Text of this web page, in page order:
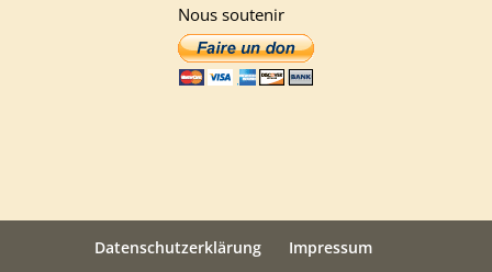
Nous soutenir
Datenschutzerklärung Impressum